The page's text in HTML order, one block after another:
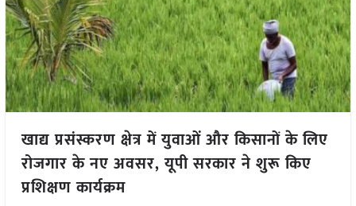
खाद्य प्रसंस्करण क्षेत्र में युवाओं और किसानों के लिए
रोजगार के नए अवसर, यूपी सरकार ने शुरू किए
प्रशिक्षण कार्यक्रम